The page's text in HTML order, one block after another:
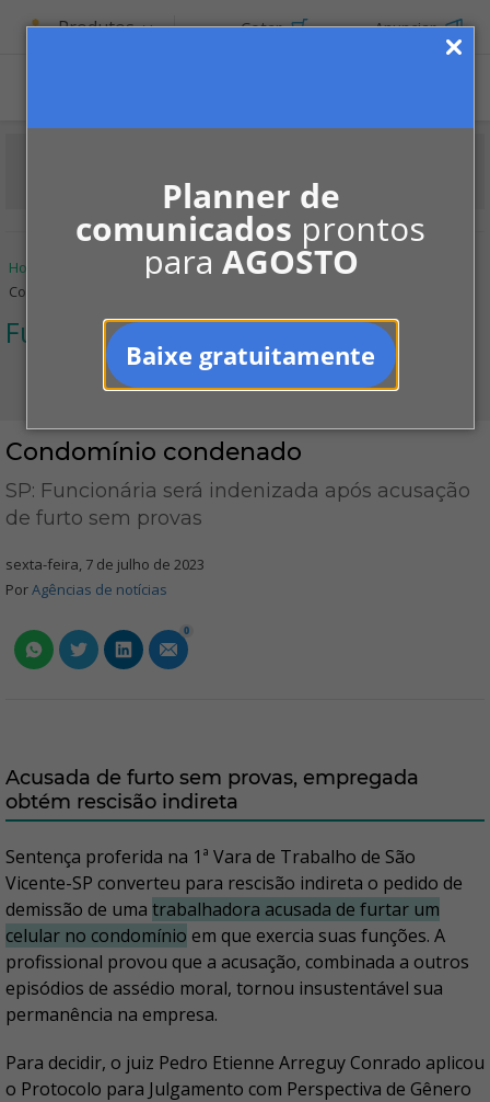
Planner de
comunicados prontos
para AGOSTO
Baixe gratuitamente
Produtos Cotar Anunciar
Home Jurisprudências
Furtos e roubos
Condomínio condenado
Furtos e roubos
Condomínio condenado
SP: Funcionária será indenizada após acusação
de furto sem provas
sexta-feira, 7 de julho de 2023
PorAgências de notícias
0
Acusada de furto sem provas, empregada
obtém rescisão indireta
Sentença proferida na 1ª Vara de Trabalho de São
Vicente-SP converteu para rescisão indireta o pedido de
demissão de uma trabalhadora acusada de furtar um
celular no condomínio em que exercia suas funções. A
profissional provou que a acusação, combinada a outros
episódios de assédio moral, tornou insustentável sua
permanência na empresa.
Para decidir, o juiz Pedro Etienne Arreguy Conrado aplicou
o Protocolo para Julgamento com Perspectiva de Gênero